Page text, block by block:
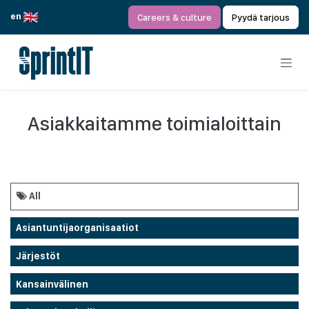
en
Careers & culture Pyydä tarjous
Asiakkaitamme toimialoittain
All
Asiantuntijaorganisaatiot
Järjestöt
Kansainvälinen